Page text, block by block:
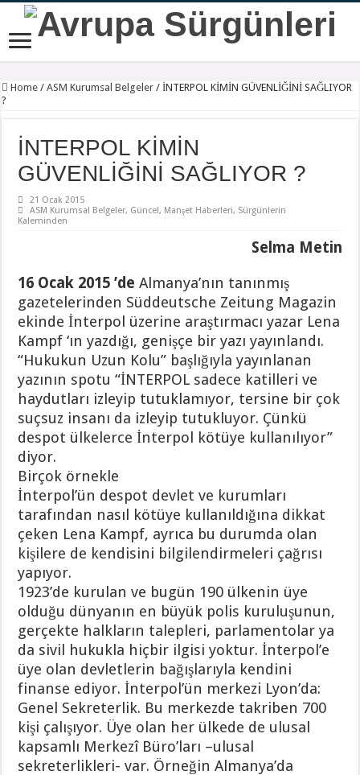
Home / ASM Kurumsal Belgeler / İNTERPOL KİMİN GÜVENLİĞİNİ SAĞLIYOR
?
İNTERPOL KİMİN
GÜVENLİĞİNİ SAĞLIYOR ?
21 Ocak 2015
ASM Kurumsal Belgeler, Güncel, Manşet Haberleri, Sürgünlerin
Kaleminden
Selma Metin
16 Ocak 2015 ’de Almanya’nın tanınmış
gazetelerinden Süddeutsche Zeitung Magazin
ekinde İnterpol üzerine araştırmacı yazar Lena
Kampf ‘ın yazdığı, genişçe bir yazı yayınlandı.
“Hukukun Uzun Kolu” başlığıyla yayınlanan
yazının spotu “İNTERPOL sadece katilleri ve
haydutları izleyip tutuklamıyor, tersine bir çok
suçsuz insanı da izleyip tutukluyor. Çünkü
despot ülkelerce İnterpol kötüye kullanılıyor”
diyor.
Birçok örnekle
İnterpol’ün despot devlet ve kurumları
tarafından nasıl kötüye kullanıldığına dikkat
çeken Lena Kampf, ayrıca bu durumda olan
kişilere de kendisini bilgilendirmeleri çağrısı
yapıyor.
1923’de kurulan ve bugün 190 ülkenin üye
olduğu dünyanın en büyük polis kuruluşunun,
gerçekte halkların talepleri, parlamentolar ya
da sivil hukukla hiçbir ilgisi yoktur. İnterpol’e
üye olan devletlerin bağışlarıyla kendini
finanse ediyor. İnterpol’ün merkezi Lyon’da:
Genel Sekreterlik. Bu merkezde takriben 700
kişi çalışıyor. Üye olan her ülkede de ulusal
kapsamlı Merkezî Büro’ları –ulusal
sekreterlikleri- var. Örneğin Almanya’da